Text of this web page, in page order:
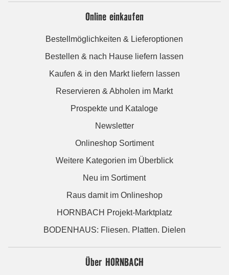
Online einkaufen
Bestellmöglichkeiten & Lieferoptionen
Bestellen & nach Hause liefern lassen
Kaufen & in den Markt liefern lassen
Reservieren & Abholen im Markt
Prospekte und Kataloge
Newsletter
Onlineshop Sortiment
Weitere Kategorien im Überblick
Neu im Sortiment
Raus damit im Onlineshop
HORNBACH Projekt-Marktplatz
BODENHAUS: Fliesen. Platten. Dielen
Über HORNBACH